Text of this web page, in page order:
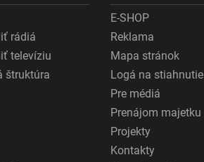
rádiá
televíziu
štruktúra
E-SHOP
Reklama
Mapa stránok
Logá na stiahnutie
Pre médiá
Prenájom majetku
Projekty
Kontakty